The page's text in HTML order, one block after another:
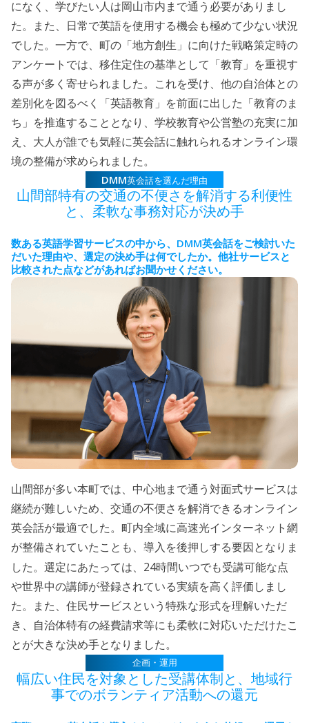
になく、学びたい人は岡山市内まで通う必要がありまし
た。また、日常で英語を使用する機会も極めて少ない状況
でした。一方で、町の「地方創生」に向けた戦略策定時の
アンケートでは、移住定住の基準として「教育」を重視す
る声が多く寄せられました。これを受け、他の自治体との
差別化を図るべく「英語教育」を前面に出した「教育のま
ち」を推進することとなり、学校教育や公営塾の充実に加
え、大人が誰でも気軽に英会話に触れられるオンライン環
境の整備が求められました。
DMM英会話を選んだ理由
山間部特有の交通の不便さを解消する利便性
と、柔軟な事務対応が決め手
数ある英語学習サービスの中から、 DMM英会話をご検討いた
だいた理由や、選定の決め手は何でしたか。 他社サービスと
比較された点などがあればお聞かせください。
山間部が多い本町では、中心地まで通う対面式サービスは
継続が難しいため、交通の不便さを解消できるオンライン
英会話が最適でした。町内全域に高速光インターネット網
が整備されていたことも、導入を後押しする要因となりま
した。選定にあたっては、 24時間いつでも受講可能な点
や世界中の講師が登録されている実績を高く評価しまし
た。また、住民サービスという特殊な形式を理解いただ
き、自治体特有の経費請求等にも柔軟に対応いただけたこ
とが大きな決め手となりました。
企画・運用
幅広い住民を対象とした受講体制と、 地域行
事でのボランティア活動への還元